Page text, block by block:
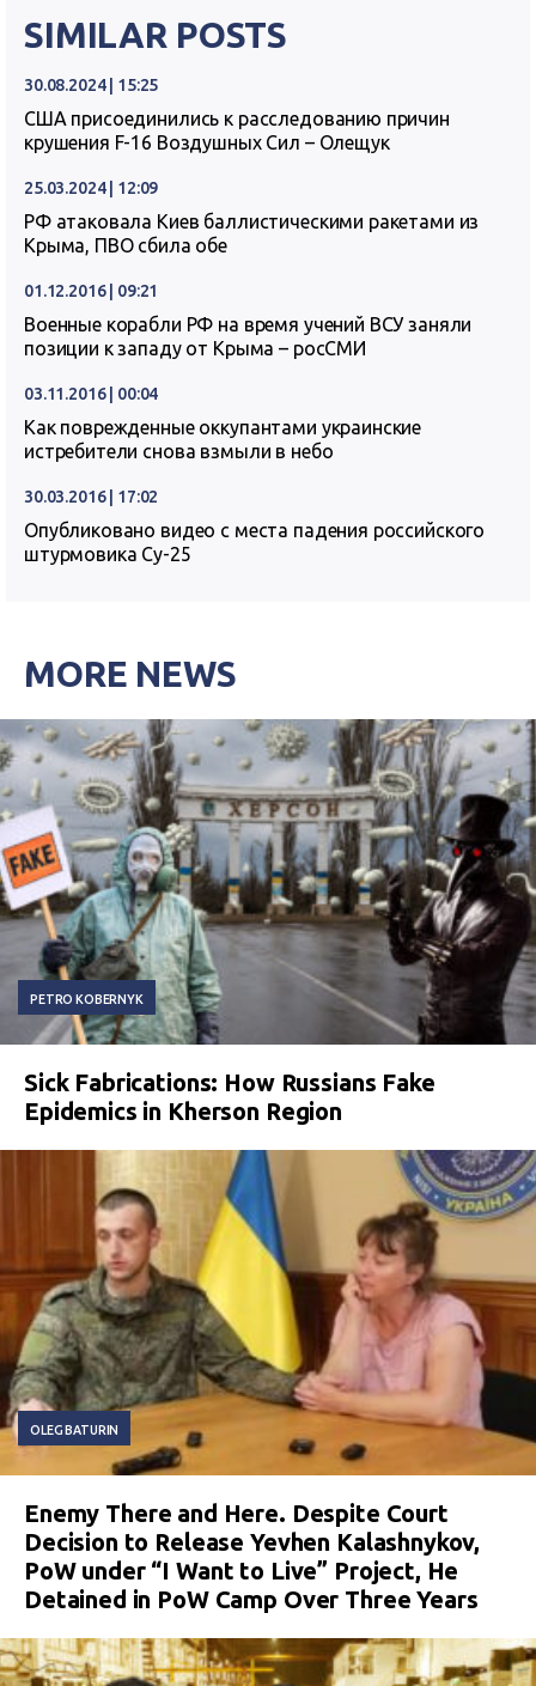
SIMILAR POSTS
30.08.2024 | 15:25
США присоединились к расследованию причин
крушения F-16 Воздушных Сил – Олещук
25.03.2024 | 12:09
РФ атаковала Киев баллистическими ракетами из
Крыма, ПВО сбила обе
01.12.2016 | 09:21
Военные корабли РФ на время учений ВСУ заняли
позиции к западу от Крыма – росСМИ
03.11.2016 | 00:04
Как поврежденные оккупантами украинские
истребители снова взмыли в небо
30.03.2016 | 17:02
Опубликовано видео с места падения российского
штурмовика Су-25
MORE NEWS
PETRO KOBERNYK
Sick Fabrications: How Russians Fake
Epidemics in Kherson Region
OLEG BATURIN
Enemy There and Here. Despite Court
Decision to Release Yevhen Kalashnykov,
PoW under “I Want to Live” Project, He
Detained in PoW Camp Over Three Years